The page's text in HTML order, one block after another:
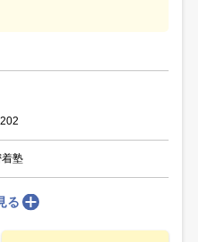
塾
る